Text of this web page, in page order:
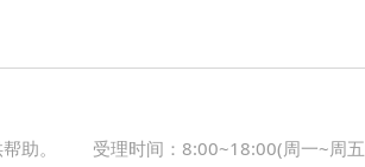
助。
受理时间：8:00~18:00(周一~周